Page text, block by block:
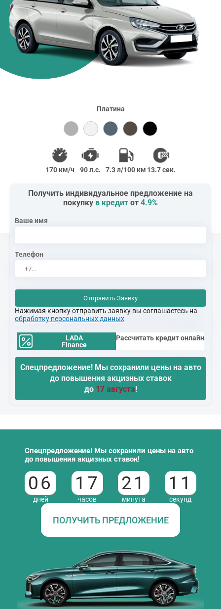
170 км/ч 90 л.с. 7.3 л/100 км 13.7 сек.
Платина
Получить индивидуальное предложение на
покупку в кредит от 4.9%
Ваше имя
Телефон
Отправить Заявку
Нажимая кнопку отправить заявку вы соглашаетесь на
обработку персональных данных
LADA
Finance
Рассчитать кредит онлайн
Спецпредложение! Мы сохранили цены на авто
до повышения акцизных ставок
до 17 августа!
Спецпредложение! Мы сохранили цены на авто
до повышения акцизных ставок!
06
дней
17
часов
21
минута
10
секунд
ПОЛУЧИТЬ ПРЕДЛОЖЕНИЕ